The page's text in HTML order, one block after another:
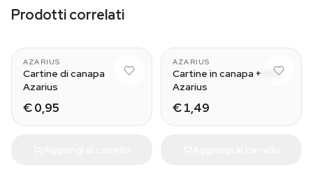
Prodotti correlati
AZARIUS
Cartine di canapa
Azarius
€ 0,95
AZARIUS
Cartine in canapa + filtri
Azarius
€ 1,49